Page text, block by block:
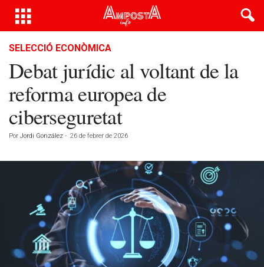
SELECCIÓ ECONÒMICA
Debat jurídic al voltant de la
reforma europea de
ciberseguretat
Por Jordi González - 26 de febrer de 2026